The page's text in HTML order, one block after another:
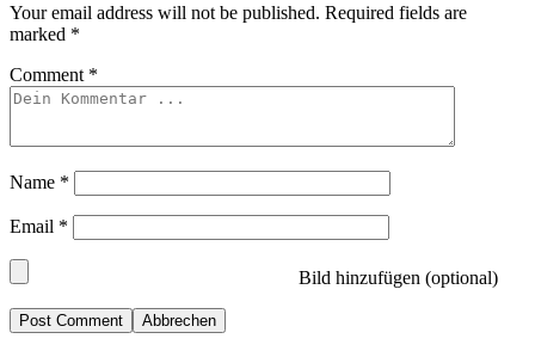
Your email address will not be published. Required fields are
marked *
Comment *
Name *
Email *
Bild hinzufügen (optional)
Abbrechen